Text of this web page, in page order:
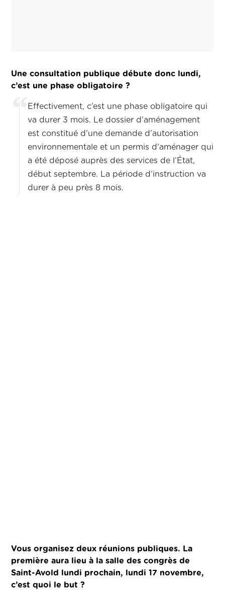
Une consultation publique débute donc lundi,
c’est une phase obligatoire ?
Effectivement, c’est une phase obligatoire qui
va durer 3 mois. Le dossier d’aménagement
est constitué d’une demande d’autorisation
environnementale et un permis d’aménager qui
a été déposé auprès des services de l’État,
début septembre. La période d’instruction va
durer à peu près 8 mois.
Vous organisez deux réunions publiques. La
première aura lieu à la salle des congrès de
Saint-Avold lundi prochain, lundi 17 novembre,
c’est quoi le but ?